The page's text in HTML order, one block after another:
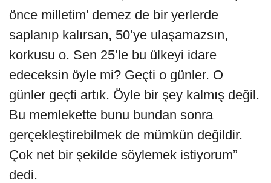
önce milletim’ demez de bir yerlerde
saplanıp kalırsan, 50’ye ulaşamazsın,
korkusu o. Sen 25’le bu ülkeyi idare
edeceksin öyle mi? Geçti o günler. O
günler geçti artık. Öyle bir şey kalmış değil.
Bu memlekette bunu bundan sonra
gerçekleştirebilmek de mümkün değildir.
Çok net bir şekilde söylemek istiyorum”
dedi.